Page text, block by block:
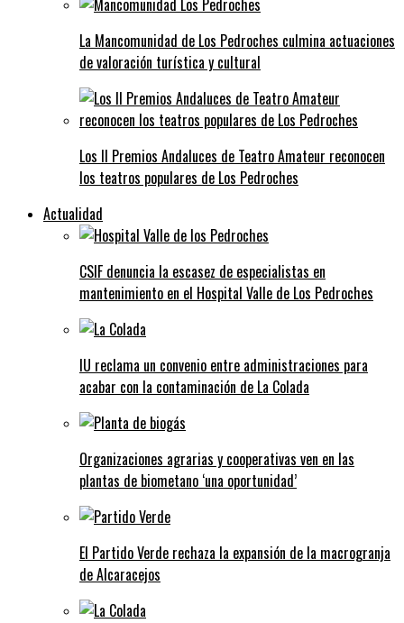
La Mancomunidad de Los Pedroches culmina actuaciones
de valoración turística y cultural
Los II Premios Andaluces de Teatro Amateur reconocen
los teatros populares de Los Pedroches
Actualidad
CSIF denuncia la escasez de especialistas en
mantenimiento en el Hospital Valle de Los Pedroches
IU reclama un convenio entre administraciones para
acabar con la contaminación de La Colada
Organizaciones agrarias y cooperativas ven en las
plantas de biometano ‘una oportunidad’
El Partido Verde rechaza la expansión de la macrogranja
de Alcaracejos